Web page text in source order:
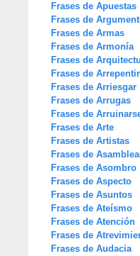
Frases de Apuestas
Frases de
Frases de Armas
Frases de Armonía
Frases de
Frases de
Frases de Arriesgar
Frases de Arrugas
Frases de
Frases de Arte
Frases de Artistas
Frases de
Frases de Asombro
Frases de Aspecto
Frases de Asuntos
Frases de Ateísmo
Frases de Atención
Frases de
Frases de Audacia